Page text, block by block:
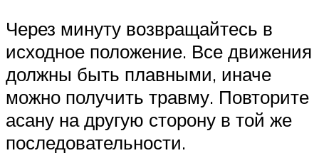
Через минуту возвращайтесь в
исходное положение. Все движения
должны быть плавными, иначе
можно получить травму. Повторите
асану на другую сторону в той же
последовательности.